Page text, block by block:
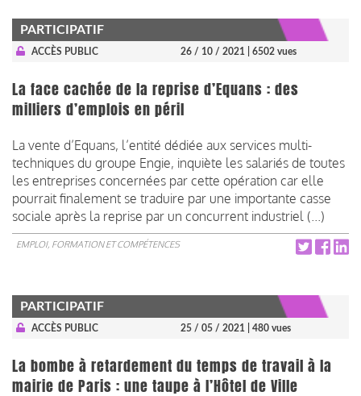
PARTICIPATIF
ACCÈS PUBLIC 26 / 10 / 2021 | 6502 vues
La face cachée de la reprise d’Equans : des
milliers d’emplois en péril
La vente d’Equans, l’entité dédiée aux services multi-
techniques du groupe Engie, inquiète les salariés de toutes
les entreprises concernées par cette opération car elle
pourrait finalement se traduire par une importante casse
sociale après la reprise par un concurrent industriel (...)
EMPLOI, FORMATION ET COMPÉTENCES
PARTICIPATIF
ACCÈS PUBLIC 25 / 05 / 2021 | 480 vues
La bombe à retardement du temps de travail à la
mairie de Paris : une taupe à l’Hôtel de Ville